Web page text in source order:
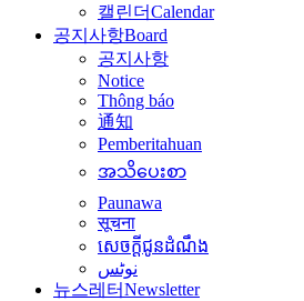
캘린더Calendar
공지사항Board
공지사항
Notice
Thông báo
通知
Pemberitahuan
အသိပေးစာ
Paunawa
सूचना
សេចក្តីជូនដំណឹង
نوٹس
뉴스레터Newsletter